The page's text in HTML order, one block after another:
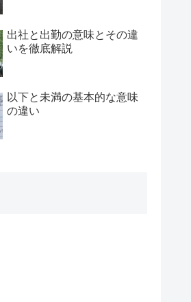
出社と出勤の意味とその違
いを徹底解説
以下と未満の基本的な意味
の違い